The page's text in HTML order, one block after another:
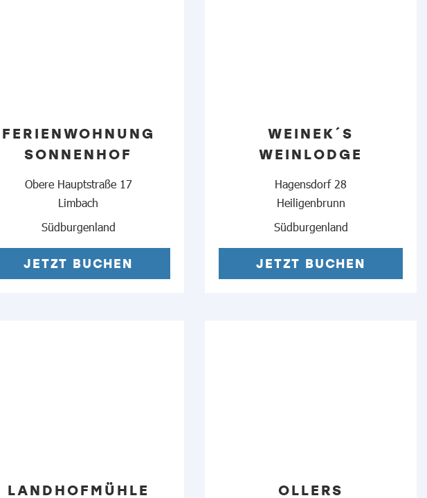
FERIENWOHNUNG
SONNENHOF
Obere Hauptstraße 17
Limbach
Südburgenland
JETZT BUCHEN
WEINEK´S
WEINLODGE
Hagensdorf 28
Heiligenbrunn
Südburgenland
JETZT BUCHEN
LANDHOFMÜHLE OLLERS